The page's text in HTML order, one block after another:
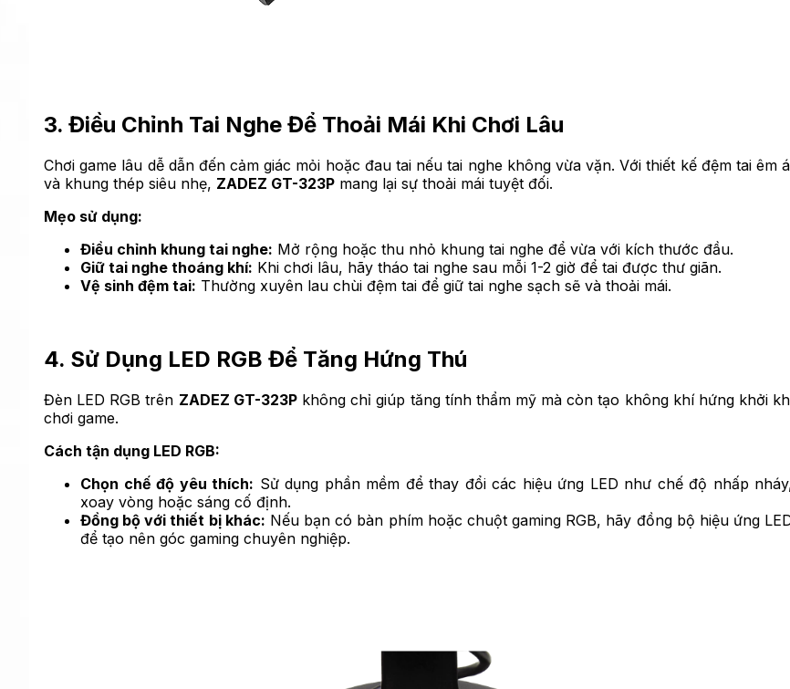
3. Điều Chỉnh Tai Nghe Để Thoải Mái Khi Chơi Lâu
Chơi game lâu dễ dẫn đến cảm giác mỏi hoặc đau tai nếu tai nghe không vừa vặn. Với thiết kế đệm tai êm
và khung thép siêu nhẹ, ZADEZ GT-323P mang lại sự thoải mái tuyệt đối.
Mẹo sử dụng:
Điều chỉnh khung tai nghe: Mở rộng hoặc thu nhỏ khung tai nghe để vừa với kích thước đầu.
Giữ tai nghe thoáng khí: Khi chơi lâu, hãy tháo tai nghe sau mỗi 1-2 giờ để tai được thư giãn.
Vệ sinh đệm tai: Thường xuyên lau chùi đệm tai để giữ tai nghe sạch sẽ và thoải mái.
4. Sử Dụng LED RGB Để Tăng Hứng Thú
Đèn LED RGB trên ZADEZ GT-323Pkhông chỉ giúp tăng tính thẩm mỹ mà còn tạo không khí hứng khởi
chơi game.
Cách tận dụng LED RGB:
Chọn chế độ yêu thích: Sử dụng phần mềm để thay đổi các hiệu ứng LED như chế độ nhấp
xoay vòng hoặc sáng cố định.
Đồng bộ với thiết bị khác: Nếu bạn có bàn phím hoặc chuột gaming RGB, hãy đồng bộ hiệu ứng
để tạo nên góc gaming chuyên nghiệp.